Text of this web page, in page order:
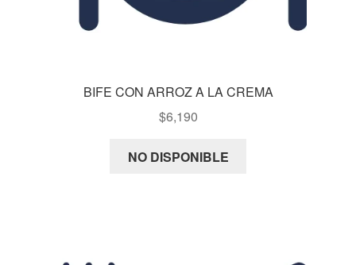
BIFE CON ARROZ A LA CREMA
$6,190
NO DISPONIBLE